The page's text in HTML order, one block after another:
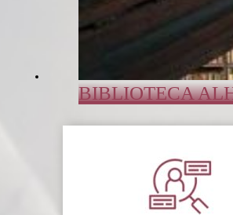
BIBLIOTECA